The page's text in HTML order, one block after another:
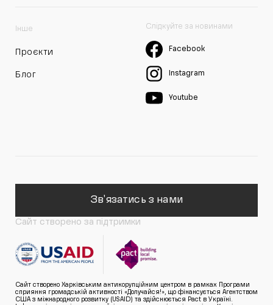
Інше
Проєкти
Блог
Слідкуйте за новинами
Facebook
Instagram
Youtube
Зв'язатись з нами
Сайт створено за підтримки
Сайт створено Харківським антикорупційним центром в рамках Програми
сприяння громадській активності «Долучайся!», що фінансується Агентством
США з міжнародного розвитку (USAID) та здійснюється Pact в Україні.